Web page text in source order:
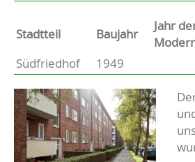
Stammdaten
Basisdaten zur Immobilie
Stadtteil Baujahr
Jahr
Südfriedhof
1949
Beschreibung